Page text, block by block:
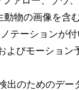
物の画像を含
テーションが
よびモーション
出のためのデー